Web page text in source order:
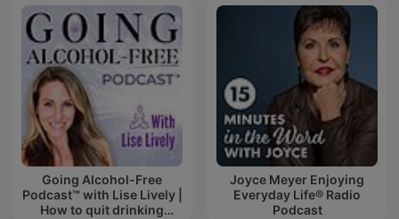
Going Alcohol-Free
Podcast™ with Lise Lively |
How to quit drinking
Joyce Meyer Enjoying
Everyday Life® Radio
Podcast